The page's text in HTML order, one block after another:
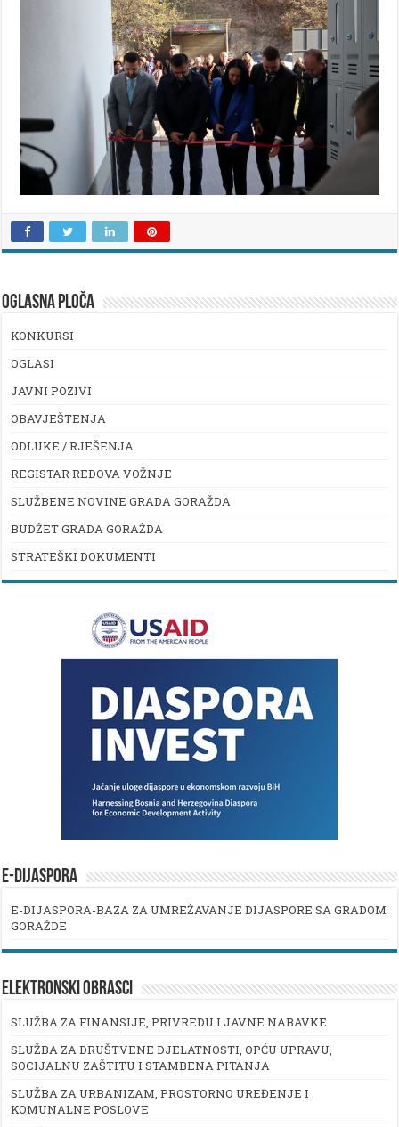
OGLASNA PLOČA
KONKURSI
OGLASI
JAVNI POZIVI
OBAVJEŠTENJA
ODLUKE / RJEŠENJA
REGISTAR REDOVA VOŽNJE
SLUŽBENE NOVINE GRADA GORAŽDA
BUDŽET GRADA GORAŽDA
STRATEŠKI DOKUMENTI
E-DIJASPORA
E-DIJASPORA-BAZA ZA UMREŽAVANJE DIJASPORE SA GRADOM
GORAŽDE
ELEKTRONSKI OBRASCI
SLUŽBA ZA FINANSIJE, PRIVREDU I JAVNE NABAVKE
SLUŽBA ZA DRUŠTVENE DJELATNOSTI, OPĆU UPRAVU,
SOCIJALNU ZAŠTITU I STAMBENA PITANJA
SLUŽBA ZA URBANIZAM, PROSTORNO UREĐENJE I
KOMUNALNE POSLOVE